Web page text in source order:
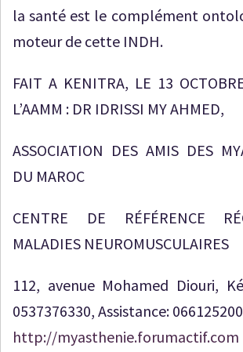
la santé est le complément
moteur de cette INDH.
FAIT A KENITRA, LE 13
L’AAMM : DR IDRISSI MY AHMED,
ASSOCIATION DES AMIS DES
DU MAROC
CENTRE DE RÉFÉRENCE
MALADIES NEUROMUSCULAIRES
112, avenue Mohamed Diouri,
0537376330, Assistance:
http://myasthenie.forumactif.com